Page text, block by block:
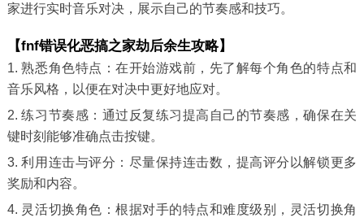
家进行实时音乐对决，展示自己的节奏感和技巧。
【fnf错误化恶搞之家劫后余生攻略】
1. 熟悉角色特点：在开始游戏前，先了解每个角色的特点和
音乐风格，以便在对决中更好地应对。
2. 练习节奏感：通过反复练习提高自己的节奏感，确保在关
键时刻能够准确点击按键。
3. 利用连击与评分：尽量保持连击数，提高评分以解锁更多
奖励和内容。
4. 灵活切换角色：根据对手的特点和难度级别，灵活切换角